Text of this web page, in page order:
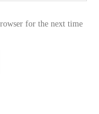
for the next time